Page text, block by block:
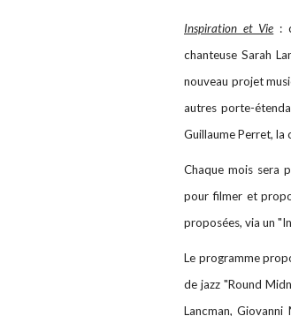
Inspiration et Vie :
chanteuse Sarah
nouveau projet
autres porte-
Guillaume Perret, la
Chaque mois sera
pour filmer et
proposées, via un
Le programme
de jazz "Round
Lancman,